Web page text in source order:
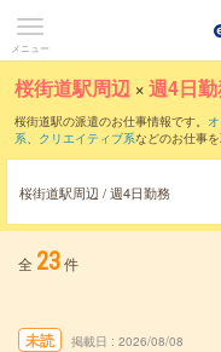
メニュー
桜街道駅周辺 ×週4日
桜街道駅の派遣のお仕事情報です。
系、 クリエイティブ系などのお仕事
桜街道駅周辺 / 週4日勤務
全 23件
未読 掲載日 2026/08/08